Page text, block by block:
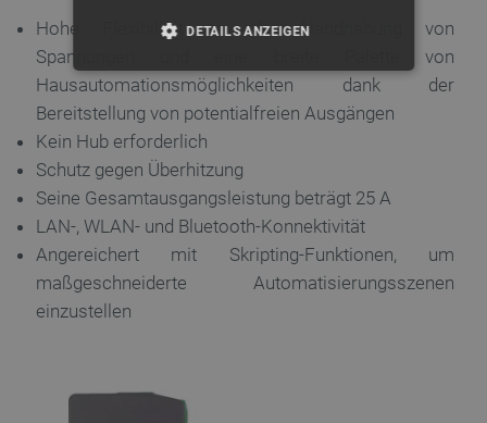
Hohe Flexibilität bei der Handhabung von
Spannungen und eine breite Palette von
Hausautomationsmöglichkeiten dank der
Bereitstellung von potentialfreien Ausgängen
Kein Hub erforderlich
Schutz gegen Überhitzung
Seine Gesamtausgangsleistung beträgt 25 A
LAN-, WLAN- und Bluetooth-Konnektivität
Angereichert mit Skripting-Funktionen, um
maßgeschneiderte Automatisierungsszenen
einzustellen
DETAILS ANZEIGEN
UNBEDINGT ERFORDERLICH
PERFORMANCE
FUNKTIONALITÄT
Unbedingt erforderliche Cookies ermöglichen